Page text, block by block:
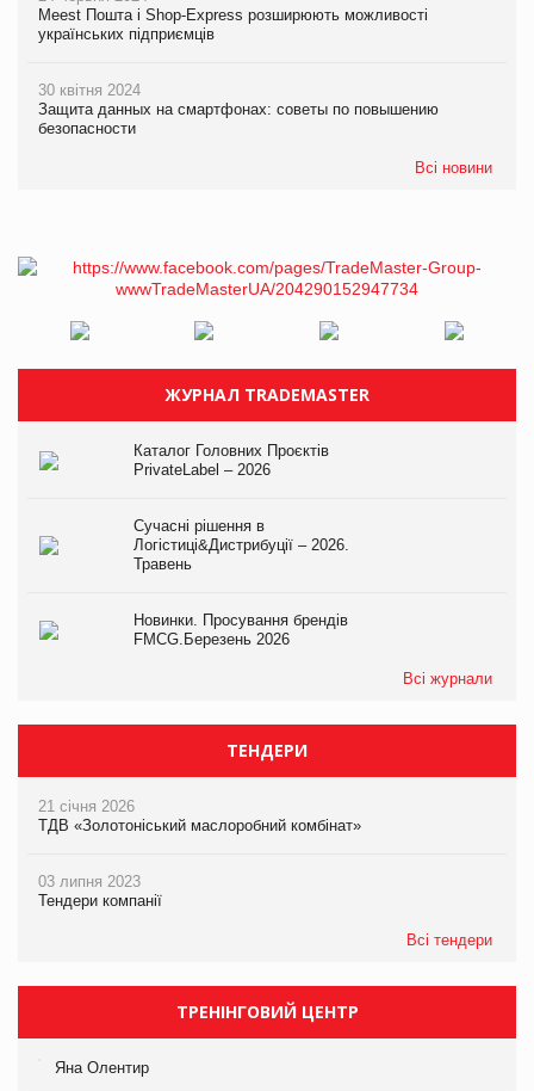
Meest Пошта і Shop-Express розширюють можливості
українських підприємців
30 квітня 2024
Защита данных на смартфонах: советы по повышению
безопасности
Всі новини
ЖУРНАЛ TRADEMASTER
Каталог Головних Проєктів
PrivateLabel – 2026
Сучасні рішення в
Логістиці&Дистрибуції – 2026.
Травень
Новинки. Просування брендів
FMCG.Березень 2026
Всі журнали
ТЕНДЕРИ
21 січня 2026
ТДВ «Золотоніський маслоробний комбінат»
03 липня 2023
Тендери компанії
Всі тендери
ТРЕНІНГОВИЙ ЦЕНТР
Яна Олентир